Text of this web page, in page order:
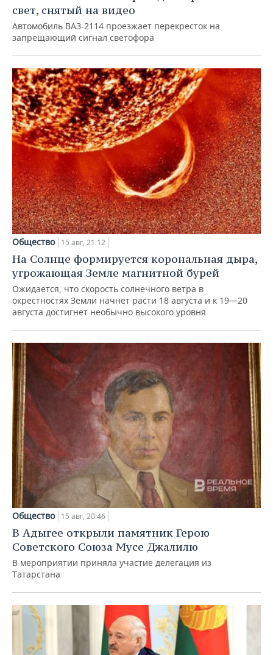
свет, снятый на видео
Автомобиль ВАЗ-2114 проезжает перекресток на
запрещающий сигнал светофора
Общество 15 авг, 21:12
На Солнце формируется корональная дыра,
угрожающая Земле магнитной бурей
Ожидается, что скорость солнечного ветра в
окрестностях Земли начнет расти 18 августа и к 19—20
августа достигнет необычно высокого уровня
Общество 15 авг, 20:46
В Адыгее открыли памятник Герою
Советского Союза Мусе Джалилю
В мероприятии приняла участие делегация из
Татарстана